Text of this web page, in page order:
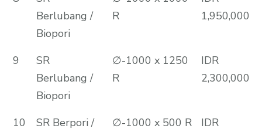
Berlubang /
Biopori
R
1,950,000
9
SR
Berlubang /
Biopori
∅-1000 x 1250
R
IDR
2,300,000
10
SR Berpori /
∅-1000 x 500 R
IDR